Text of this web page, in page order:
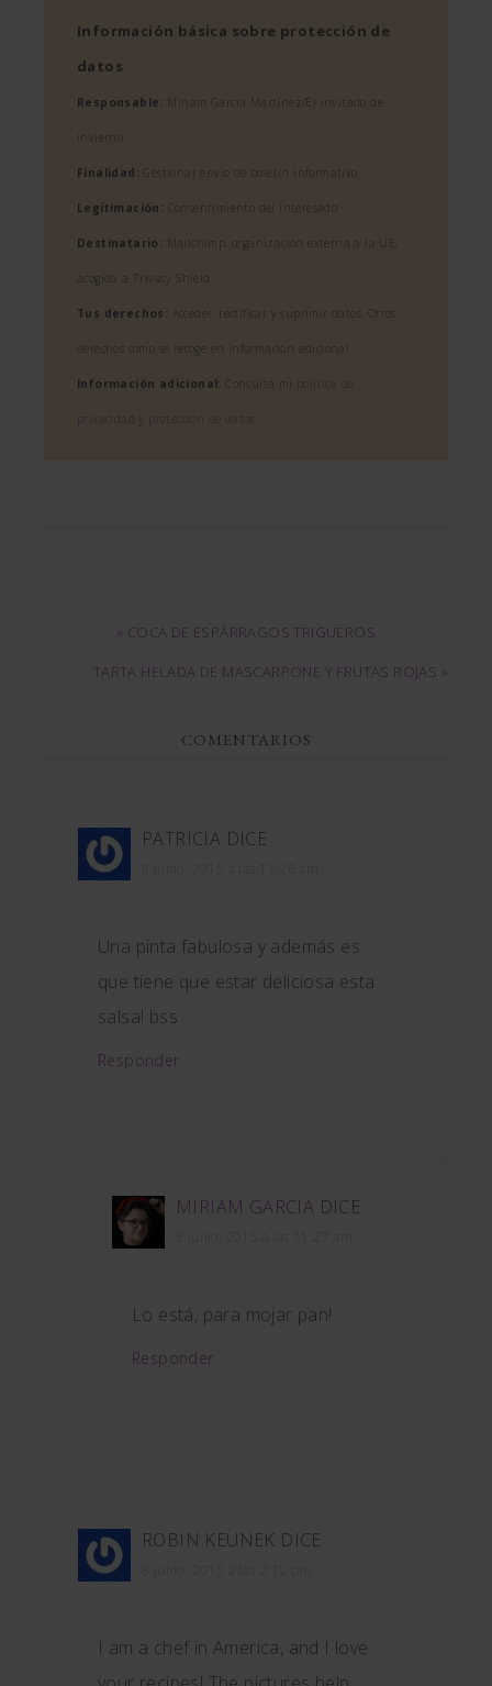
Información básica sobre protección de
datos
Responsable: Miriam García Martínez/El invitado de
invierno
Finalidad: Gestionar envío de boletín informativo
Legitimación: Consentimiento del interesado
Destinatario: Mailchimp, organización externa a la UE,
acogida a Privacy Shield
Tus derechos: Acceder, rectificar y suprimir datos. Otros
derechos como se recoge en información adicional
Información adicional: Consulta mi política de
privacidad y protección de datos
« COCA DE ESPÁRRAGOS TRIGUEROS
TARTA HELADA DE MASCARPONE Y FRUTAS ROJAS »
COMENTARIOS
PATRICIA DICE
Una pinta fabulosa y además es
que tiene que estar deliciosa esta
salsa! bss
Responder
MIRIAM GARCIA DICE
Lo está, para mojar pan!
Responder
ROBIN KEUNEK DICE
I am a chef in America, and I love